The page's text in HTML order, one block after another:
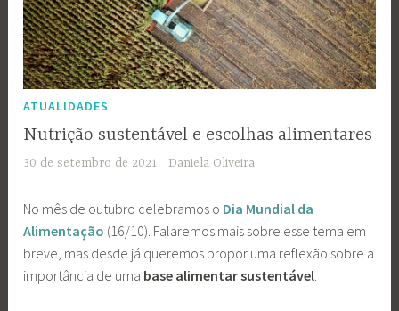
ATUALIDADES
Nutrição sustentável e escolhas alimentares
30 de setembro de 2021 Daniela Oliveira
No mês de outubro celebramos o Dia Mundial da
Alimentação (16/10). Falaremos mais sobre esse tema em
breve, mas desde já queremos propor uma reflexão sobre a
importância de uma base alimentar sustentável